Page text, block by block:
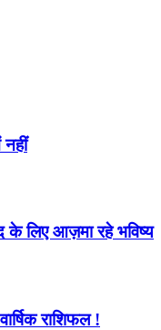
के लिए आज़मा रहे भविष्य
राशिफल !